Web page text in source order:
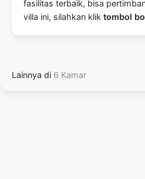
fasilitas terbaik, bisa
villa ini, silahkan klik tombol
Lainnya di 6 Kamar